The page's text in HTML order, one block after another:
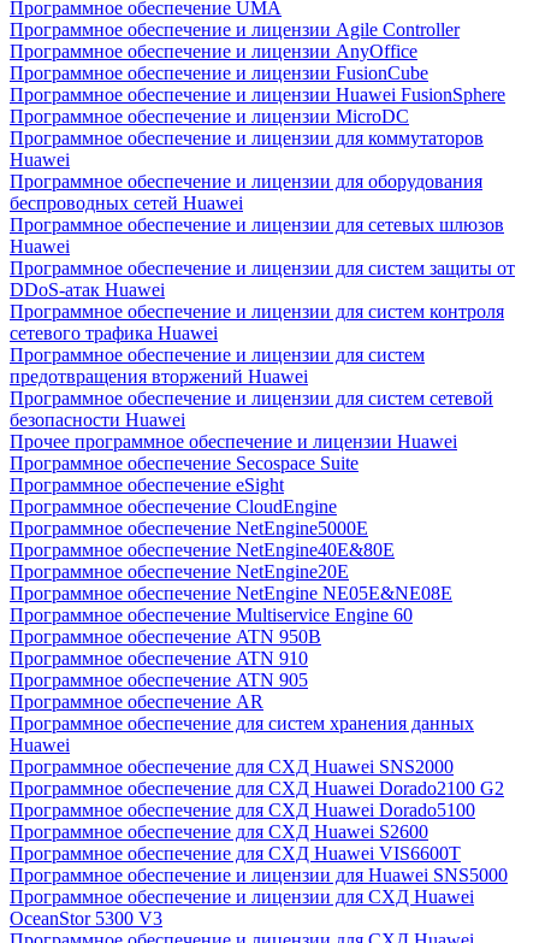
Программное обеспечение UMA
Программное обеспечение и лицензии Agile Controller
Программное обеспечение и лицензии AnyOffice
Программное обеспечение и лицензии FusionCube
Программное обеспечение и лицензии Huawei FusionSphere
Программное обеспечение и лицензии MicroDC
Программное обеспечение и лицензии для коммутаторов
Huawei
Программное обеспечение и лицензии для оборудования
беспроводных сетей Huawei
Программное обеспечение и лицензии для сетевых шлюзов
Huawei
Программное обеспечение и лицензии для систем защиты от
DDoS-атак Huawei
Программное обеспечение и лицензии для систем контроля
сетевого трафика Huawei
Программное обеспечение и лицензии для систем
предотвращения вторжений Huawei
Программное обеспечение и лицензии для систем сетевой
безопасности Huawei
Прочее программное обеспечение и лицензии Huawei
Программное обеспечение Secospace Suite
Программное обеспечение eSight
Программное обеспечение CloudEngine
Программное обеспечение NetEngine5000E
Программное обеспечение NetEngine40E&80E
Программное обеспечение NetEngine20E
Программное обеспечение NetEngine NE05E&NE08E
Программное обеспечение Multiservice Engine 60
Программное обеспечение ATN 950B
Программное обеспечение ATN 910
Программное обеспечение ATN 905
Программное обеспечение AR
Программное обеспечение для систем хранения данных
Huawei
Программное обеспечение для СХД Huawei SNS2000
Программное обеспечение для СХД Huawei Dorado2100 G2
Программное обеспечение для СХД Huawei Dorado5100
Программное обеспечение для СХД Huawei S2600
Программное обеспечение для СХД Huawei VIS6600T
Программное обеспечение и лицензии для Huawei SNS5000
Программное обеспечение и лицензии для СХД Huawei
OceanStor 5300 V3